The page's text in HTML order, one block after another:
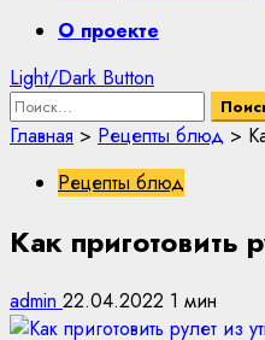
PrimaryО проекте
Light/Dark Button
Найти:
Главная > Рецепты блюд >
Рецепты блюд
Как приготовить
admin 22.04.2022 1 мин